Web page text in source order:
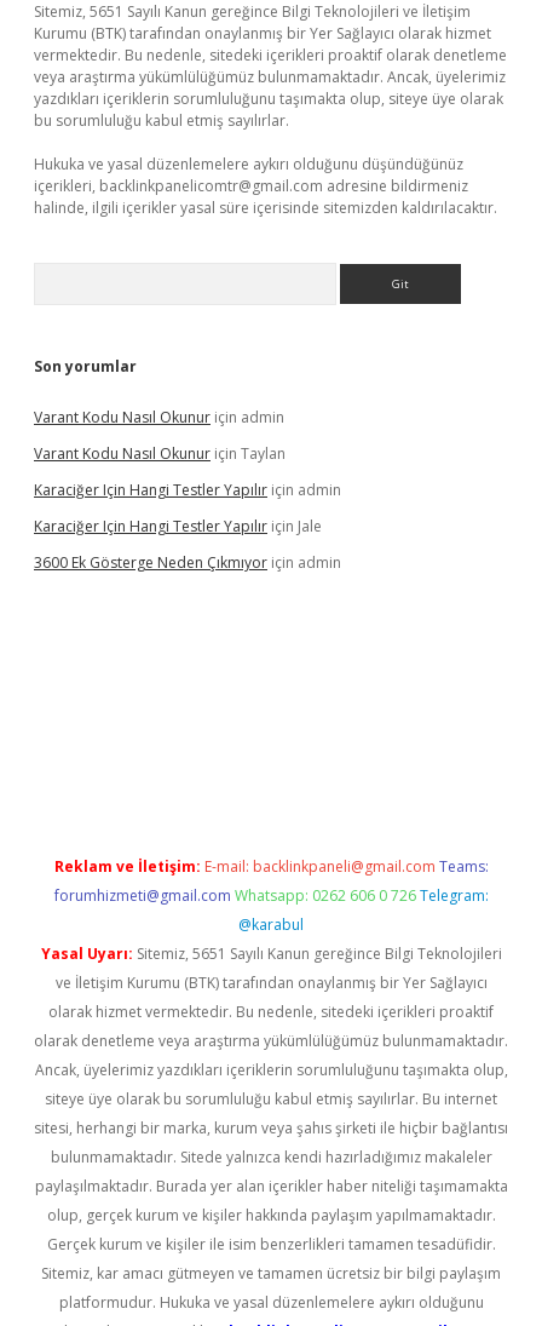
Sitemiz, 5651 Sayılı Kanun gereğince Bilgi Teknolojileri ve İletişim
Kurumu (BTK) tarafından onaylanmış bir Yer Sağlayıcı olarak hizmet
vermektedir. Bu nedenle, sitedeki içerikleri proaktif olarak denetleme
veya araştırma yükümlülüğümüz bulunmamaktadır. Ancak, üyelerimiz
yazdıkları içeriklerin sorumluluğunu taşımakta olup, siteye üye olarak
bu sorumluluğu kabul etmiş sayılırlar.
Hukuka ve yasal düzenlemelere aykırı olduğunu düşündüğünüz
içerikleri, backlinkpanelicomtr@gmail.com adresine bildirmeniz
halinde, ilgili içerikler yasal süre içerisinde sitemizden kaldırılacaktır.
Son yorumlar
Varant Kodu Nasıl Okunur için admin
Varant Kodu Nasıl Okunur için Taylan
Karaciğer Için Hangi Testler Yapılır için admin
Karaciğer Için Hangi Testler Yapılır için Jale
3600 Ek Gösterge Neden Çıkmıyor için admin
Reklam ve İletişim: E-mail: backlinkpaneli@gmail.com Teams:
forumhizmeti@gmail.com Whatsapp: 0262 606 0 726 Telegram:
@karabul
Yasal Uyarı: Sitemiz, 5651 Sayılı Kanun gereğince Bilgi Teknolojileri
ve İletişim Kurumu (BTK) tarafından onaylanmış bir Yer Sağlayıcı
olarak hizmet vermektedir. Bu nedenle, sitedeki içerikleri proaktif
olarak denetleme veya araştırma yükümlülüğümüz bulunmamaktadır.
Ancak, üyelerimiz yazdıkları içeriklerin sorumluluğunu taşımakta olup,
siteye üye olarak bu sorumluluğu kabul etmiş sayılırlar. Bu internet
sitesi, herhangi bir marka, kurum veya şahıs şirketi ile hiçbir bağlantısı
bulunmamaktadır. Sitede yalnızca kendi hazırladığımız makaleler
paylaşılmaktadır. Burada yer alan içerikler haber niteliği taşımamakta
olup, gerçek kurum ve kişiler hakkında paylaşım yapılmamaktadır.
Gerçek kurum ve kişiler ile isim benzerlikleri tamamen tesadüfidir.
Sitemiz, kar amacı gütmeyen ve tamamen ücretsiz bir bilgi paylaşım
platformudur. Hukuka ve yasal düzenlemelere aykırı olduğunu